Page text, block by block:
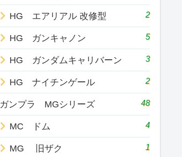
HG エアリアル 改修型 2
HG ガンキャノン 5
HG ガンダムキャリバーン 3
HG ナイチンゲール 2
ガンプラ MGシリーズ 48
MC ドム 4
MG 旧ザク 1